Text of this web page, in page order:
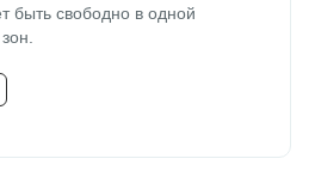
быть свободно в одной